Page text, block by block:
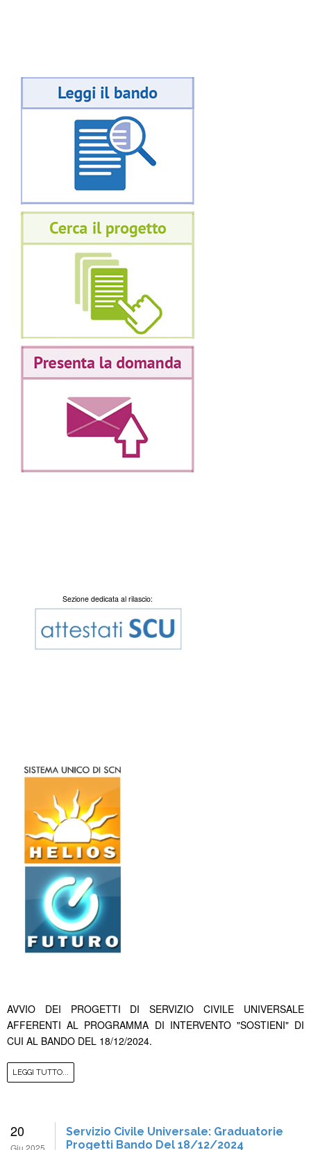
Sezione dedicata al rilascio:
AVVIO DEI PROGETTI DI SERVIZIO CIVILE UNIVERSALE
AFFERENTI AL PROGRAMMA DI INTERVENTO "SOSTIENI" DI
CUI AL BANDO DEL 18/12/2024.
LEGGI TUTTO...
20
Giu 2025
Servizio Civile Universale: Graduatorie
Progetti Bando Del 18/12/2024